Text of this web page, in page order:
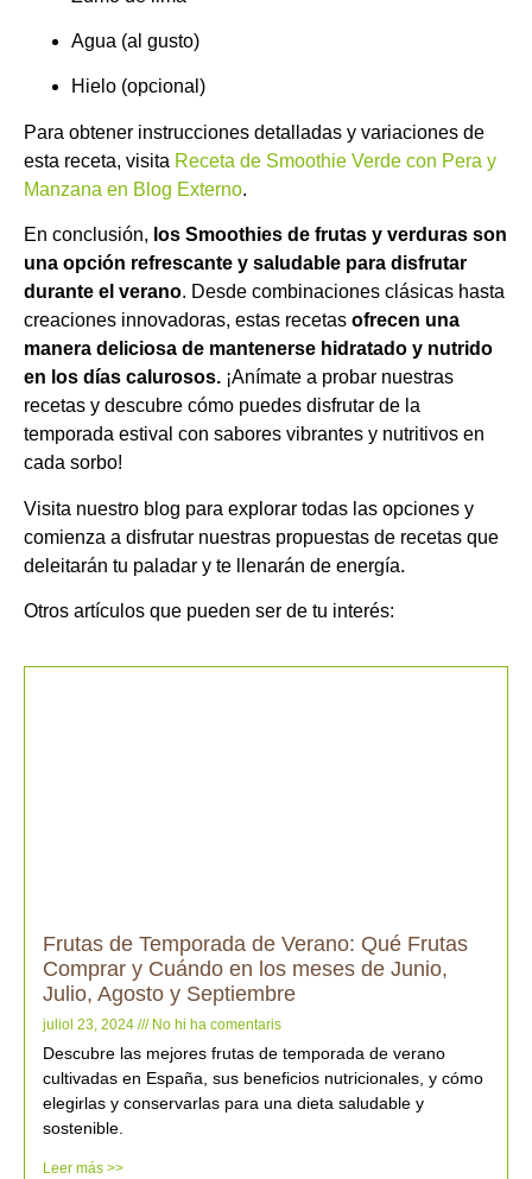
Agua (al gusto)
Hielo (opcional)
Para obtener instrucciones detalladas y variaciones de
esta receta, visita Receta de Smoothie Verde con Pera y
Manzana en Blog Externo.
En conclusión, los Smoothies de frutas y verduras son
una opción refrescante y saludable para disfrutar
durante el verano. Desde combinaciones clásicas hasta
creaciones innovadoras, estas recetas ofrecen una
manera deliciosa de mantenerse hidratado y nutrido
en los días calurosos. ¡Anímate a probar nuestras
recetas y descubre cómo puedes disfrutar de la
temporada estival con sabores vibrantes y nutritivos en
cada sorbo!
Visita nuestro blog para explorar todas las opciones y
comienza a disfrutar nuestras propuestas de recetas que
deleitarán tu paladar y te llenarán de energía.
Otros artículos que pueden ser de tu interés:
Frutas de Temporada de Verano: Qué Frutas
Comprar y Cuándo en los meses de Junio,
Julio, Agosto y Septiembre
juliol 23, 2024 No hi ha comentaris
Descubre las mejores frutas de temporada de verano
cultivadas en España, sus beneficios nutricionales, y cómo
elegirlas y conservarlas para una dieta saludable y
sostenible.
Leer más >>